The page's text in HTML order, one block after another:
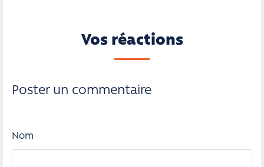
Vos réactions
Poster un commentaire
Nom